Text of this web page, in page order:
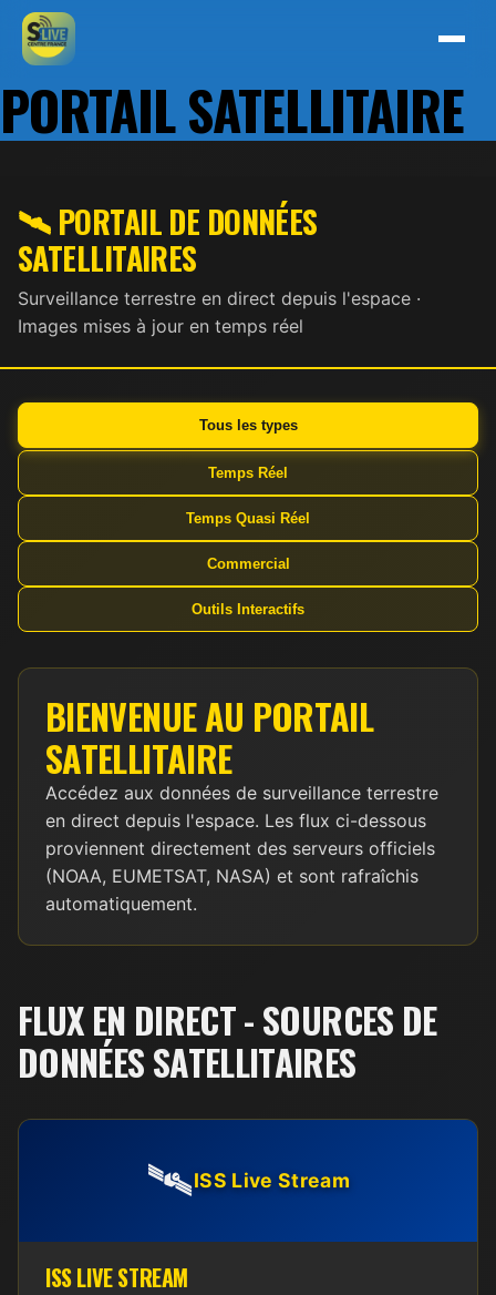
PORTAIL SATELLITAIRE
🛰️ PORTAIL DE DONNÉES
SATELLITAIRES
Surveillance terrestre en direct depuis l'espace ·
Images mises à jour en temps réel
Tous les types
Temps Réel
Temps Quasi Réel
Commercial
Outils Interactifs
BIENVENUE AU PORTAIL
SATELLITAIRE
Accédez aux données de surveillance terrestre
en direct depuis l'espace. Les flux ci-dessous
proviennent directement des serveurs officiels
(NOAA, EUMETSAT, NASA) et sont rafraîchis
automatiquement.
FLUX EN DIRECT - SOURCES DE
DONNÉES SATELLITAIRES
🛰️ISS Live Stream
ISS LIVE STREAM